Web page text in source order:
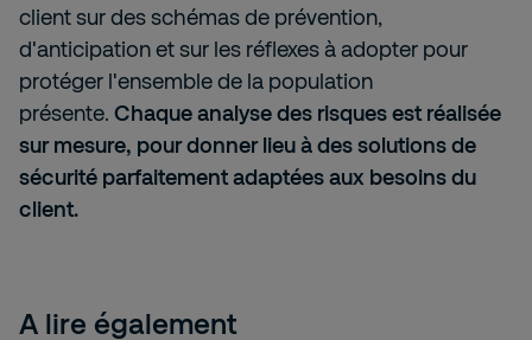
client sur des schémas de prévention,
d'anticipation et sur les réflexes à adopter pour
protéger l'ensemble de la population
présente. Chaque analyse des risques est réalisée
sur mesure, pour donner lieu à des solutions de
sécurité parfaitement adaptées aux besoins du
client.
A lire également